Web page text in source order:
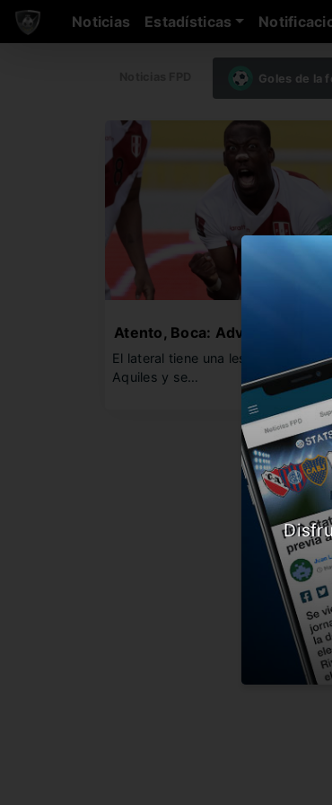
Noticias Estadísticas
Goles de la
Atento, Boca: Advíncula es
El lateral tiene una lesión en el
Aquiles y se…